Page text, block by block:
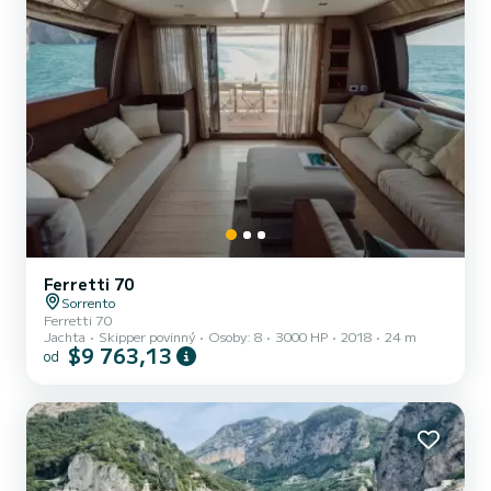
Ferretti 70
Sorrento
Ferretti 70
Jachta
Skipper povinný Osoby: 8 3000 HP 2018 24 m
od $9 763,13